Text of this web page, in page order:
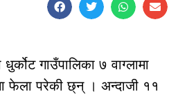
गाउँपालिका ७ वाग्लामा
फेला परेकी छ्न् । अन्दाजी ११